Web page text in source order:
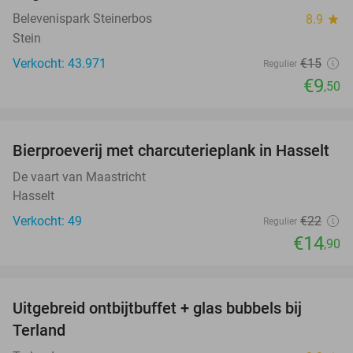
Belevenispark Steinerbos 8.9 star
Stein
Verkocht: 43.971
Regulier €15
€9,50
32%
Bierproeverij met charcuterieplank in Hasselt
De vaart van Maastricht
Hasselt
Verkocht: 49
Regulier €22
€14,90
Uitgebreid ontbijtbuffet + glas bubbels bij
Terland